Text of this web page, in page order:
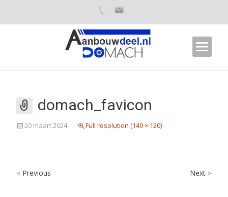
domach_favicon
20 maart 2024 Full resolution (149 × 120)
< Previous Next >